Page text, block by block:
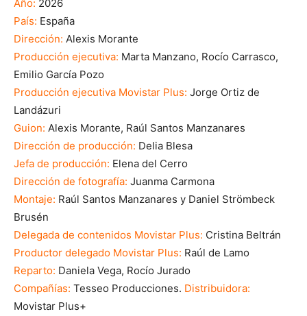
Año: 2026
País: España
Dirección: Alexis Morante
Producción ejecutiva: Marta Manzano, Rocío Carrasco,
Emilio García Pozo
Producción ejecutiva Movistar Plus: Jorge Ortiz de
Landázuri
Guion: Alexis Morante, Raúl Santos Manzanares
Dirección de producción: Delia Blesa
Jefa de producción: Elena del Cerro
Dirección de fotografía: Juanma Carmona
Montaje: Raúl Santos Manzanares y Daniel Strömbeck
Brusén
Delegada de contenidos Movistar Plus: Cristina Beltrán
Productor delegado Movistar Plus: Raúl de Lamo
Reparto: Daniela Vega, Rocío Jurado
Compañías: Tesseo Producciones. Distribuidora:
Movistar Plus+